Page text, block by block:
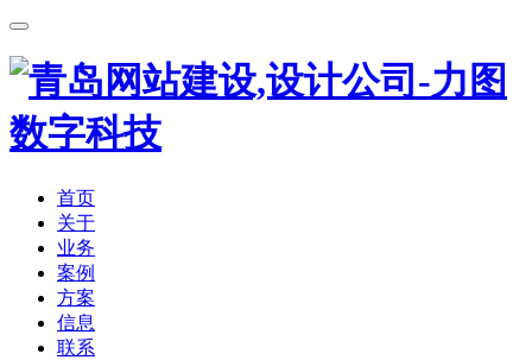
首页
关于
业务
案例
方案
信息
联系